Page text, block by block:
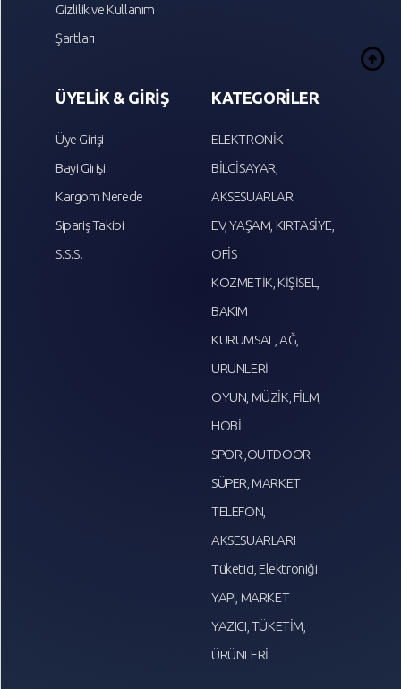
Gizlilik ve Kullanım
Şartları
ÜYELİK & GİRİŞ
Üye Girişi
Bayi Girişi
Kargom Nerede
Sipariş Takibi
S.S.S.
KATEGORİLER
ELEKTRONİK
BİLGİSAYAR,
AKSESUARLAR
EV, YAŞAM, KIRTASİYE,
OFİS
KOZMETİK, KİŞİSEL,
BAKIM
KURUMSAL, AĞ,
ÜRÜNLERİ
OYUN, MÜZİK, FİLM,
HOBİ
SPOR ,OUTDOOR
SÜPER, MARKET
TELEFON,
AKSESUARLARI
Tüketici, Elektroniği
YAPI, MARKET
YAZICI, TÜKETİM,
ÜRÜNLERİ
arrow_circle_up